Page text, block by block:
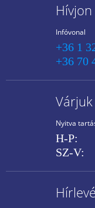
Infóvonal
+36 1
+36 70
Nyitva
H-P:
SZ-V: